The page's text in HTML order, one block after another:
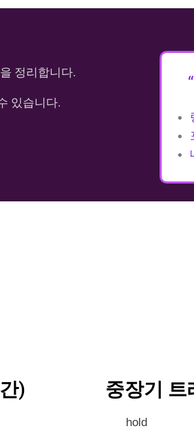
정리합니다.
있습니다.
) 중장기 트
hold